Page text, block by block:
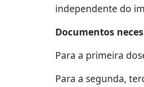
independente do
Documentos
Para a primeira
Para a segunda,